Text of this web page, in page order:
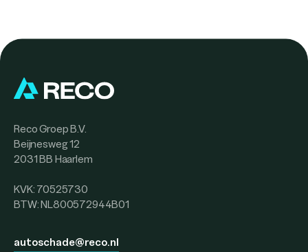
Reco Groep B.V.
Beijnesweg 12
2031 BB Haarlem
KVK: 70525730
BTW: NL800572944B01
autoschade@reco.nl